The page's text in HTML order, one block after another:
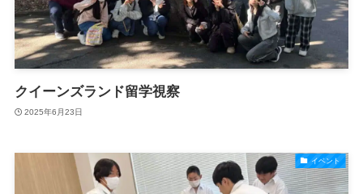
クイーンズランド留学視察
2025年6月23日
イベント